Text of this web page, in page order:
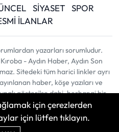
SİYASET
SPOR
İLANLAR
yazarları sorumludur.
- Aydın Haber, Aydın Son
Sitedeki tüm harici linkler ayrı
haber, köşe yazıları ve
gösterilse dahi, herhangi bir
ve yayınlanamaz
için çerezlerden
için lütfen tıklayın.